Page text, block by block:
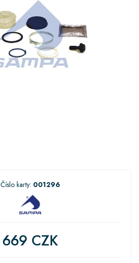
Číslo karty: 001296
669 CZK